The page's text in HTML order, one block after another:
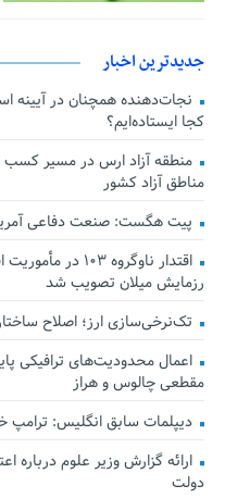
جدیدترین اخبار
کجا ایستاده‌ایم؟
منطقه آزاد ارس در مسیر
مناطق آزاد کشور
پیت هگست: صنعت دفاعی
رزمایش میلان تصویب شد
تک‌نرخی‌سازی ارز؛ اصلاح
اعمال محدودیت‌های ترافیکی
مقطعی چالوس و هراز
دیپلمات سابق انگلیس:‌ ترامپ
ارائه گزارش وزیر علوم
دولت